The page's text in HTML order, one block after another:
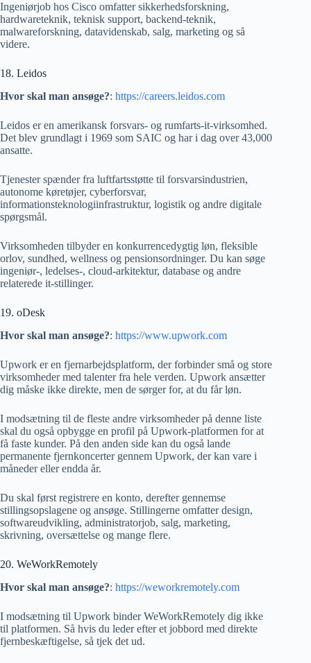
Ingeniørjob hos Cisco omfatter sikkerhedsforskning,
hardwareteknik, teknisk support, backend-teknik,
malwareforskning, datavidenskab, salg, marketing og så
videre.
18. Leidos
Hvor skal man ansøge?: https://careers.leidos.com
Leidos er en amerikansk forsvars- og rumfarts-it-virksomhed.
Det blev grundlagt i 1969 som SAIC og har i dag over 43,000
ansatte.
Tjenester spænder fra luftfartsstøtte til forsvarsindustrien,
autonome køretøjer, cyberforsvar,
informationsteknologiinfrastruktur, logistik og andre digitale
spørgsmål.
Virksomheden tilbyder en konkurrencedygtig løn, fleksible
orlov, sundhed, wellness og pensionsordninger. Du kan søge
ingeniør-, ledelses-, cloud-arkitektur, database og andre
relaterede it-stillinger.
19. oDesk
Hvor skal man ansøge?: https://www.upwork.com
Upwork er en fjernarbejdsplatform, der forbinder små og store
virksomheder med talenter fra hele verden. Upwork ansætter
dig måske ikke direkte, men de sørger for, at du får løn.
I modsætning til de fleste andre virksomheder på denne liste
skal du også opbygge en profil på Upwork-platformen for at
få faste kunder. På den anden side kan du også lande
permanente fjernkoncerter gennem Upwork, der kan vare i
måneder eller endda år.
Du skal først registrere en konto, derefter gennemse
stillingsopslagene og ansøge. Stillingerne omfatter design,
softwareudvikling, administratorjob, salg, marketing,
skrivning, oversættelse og mange flere.
20. WeWorkRemotely
Hvor skal man ansøge?: https://weworkremotely.com
I modsætning til Upwork binder WeWorkRemotely dig ikke
til platformen. Så hvis du leder efter et jobbord med direkte
fjernbeskæftigelse, så tjek det ud.